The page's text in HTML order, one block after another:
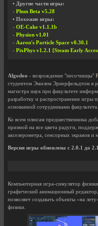
• Другие части игры:
- Phun Beta v5.28
• Похожие игры:
- OE-Cake v1.1.1b
- Physion v1.01
- Aaron's Particle Space v0.30.1
- PixPhys v1.2.1 [Steam Early
Algodoo - возрождение "песочницы"
студентом Эмилем Эрнерфельдтом в
магистра наук при факультете
разработку и распространение игры
основанной сотрудниками факультета.
Ко всем плюсам предшественника
призмой на все цвета радуги,
акселерометра, сенсорных экранов и
Версия игры обновлена с 2.0.1 до
Компьютерная игра-симулятор
графический анимационный
позволяет создавать объекты «на
физики.